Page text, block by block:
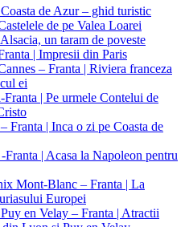
de Azur – ghid turistic
de pe Valea Loarei
un taram de poveste
| Impresii din Paris
– Franta | Riviera franceza
ei
| Pe urmele Contelui de
Franta | Inca o zi pe Coasta de
Franta | Acasa la Napoleon pentru
Mont-Blanc – Franta | La
Europei
en Velay – Franta | Atractii